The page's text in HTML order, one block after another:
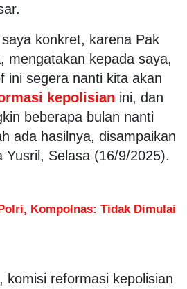
konkret, karena Pak
mengatakan kepada saya,
ini segera nanti kita akan
kepolisian ini, dan
beberapa bulan nanti
ada hasilnya, disampaikan
Yusril, Selasa (16/9/2025).
Kompolnas: Tidak Dimulai
komisi reformasi kepolisian